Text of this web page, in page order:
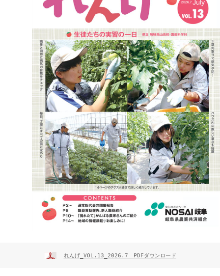
れんげ_VOL.13_2026.7　PDFダウンロード